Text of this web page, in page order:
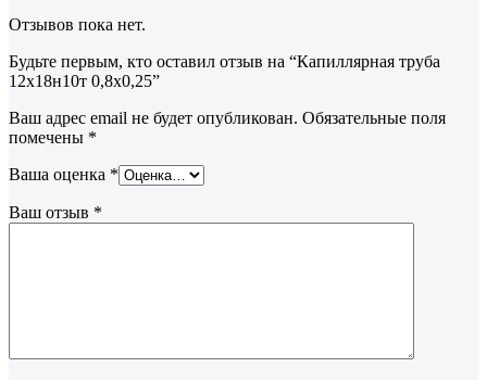
Отзывов пока нет.
Будьте первым, кто оставил отзыв на “Капиллярная труба
12х18н10т 0,8х0,25”
Ваш адрес email не будет опубликован. Обязательные поля
помечены *
Ваша оценка *
Ваш отзыв *